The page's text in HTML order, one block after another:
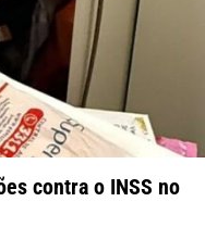
contra o INSS no